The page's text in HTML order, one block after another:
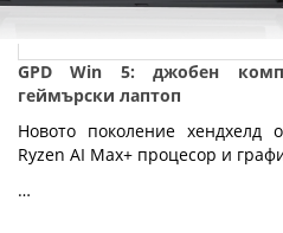
GPD Win 5: джобен
геймърски лаптоп
Новото поколение хендхелд
Ryzen AI Max+ процесор и
…